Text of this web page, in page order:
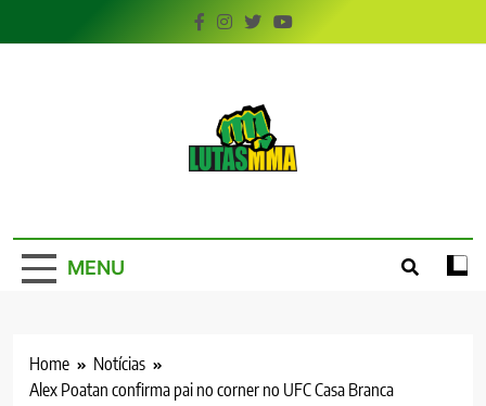
to
MENU
Home
Notícias
Alex Poatan confirma pai no corner no UFC Casa Branca